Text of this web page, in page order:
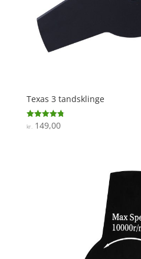
Texas 3 tandsklinge
Vurderet
4.8
kr.149,00